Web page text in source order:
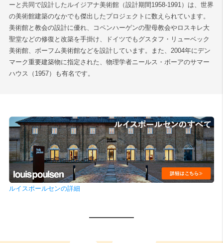
ーと共同で設計したルイジアナ美術館（設計期間1958-1991）は、世界
の美術館建築のなかでも傑出したプロジェクトに数えられています。
美術館と教会の設計に優れ、コペンハーゲンの聖母教会やロスキレ大
聖堂などの修復と改築を手掛け、ドイツでもグスタフ・リューベック
美術館、ボーフム美術館などを設計しています。また、2004年にデン
マーク重要建築物に指定された、物理学者ニールス・ボーアのサマー
ハウス（1957）も有名です。
ルイスポールセンの詳細